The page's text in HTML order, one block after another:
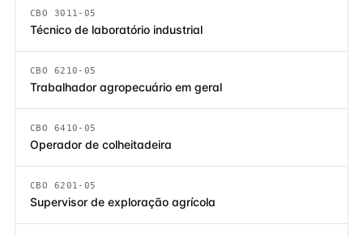
CBO 3011-05
Técnico de laboratório industrial
CBO 6210-05
Trabalhador agropecuário em geral
CBO 6410-05
Operador de colheitadeira
CBO 6201-05
Supervisor de exploração agrícola